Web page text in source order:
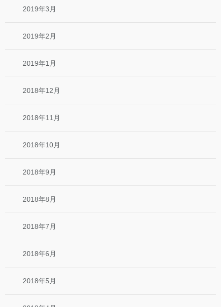
2019年3月
2019年2月
2019年1月
2018年12月
2018年11月
2018年10月
2018年9月
2018年8月
2018年7月
2018年6月
2018年5月